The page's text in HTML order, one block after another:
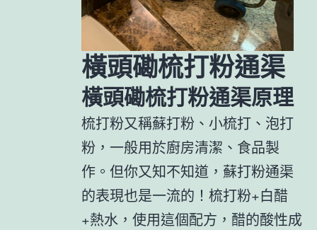
橫頭磡梳打粉通渠
橫頭磡梳打粉通渠原理
梳打粉又稱蘇打粉、小梳打、泡打
粉，一般用於廚房清潔、食品製
作。但你又知不知道，蘇打粉通渠
的表現也是一流的！梳打粉+白醋
+熱水，使用這個配方，醋的酸性成